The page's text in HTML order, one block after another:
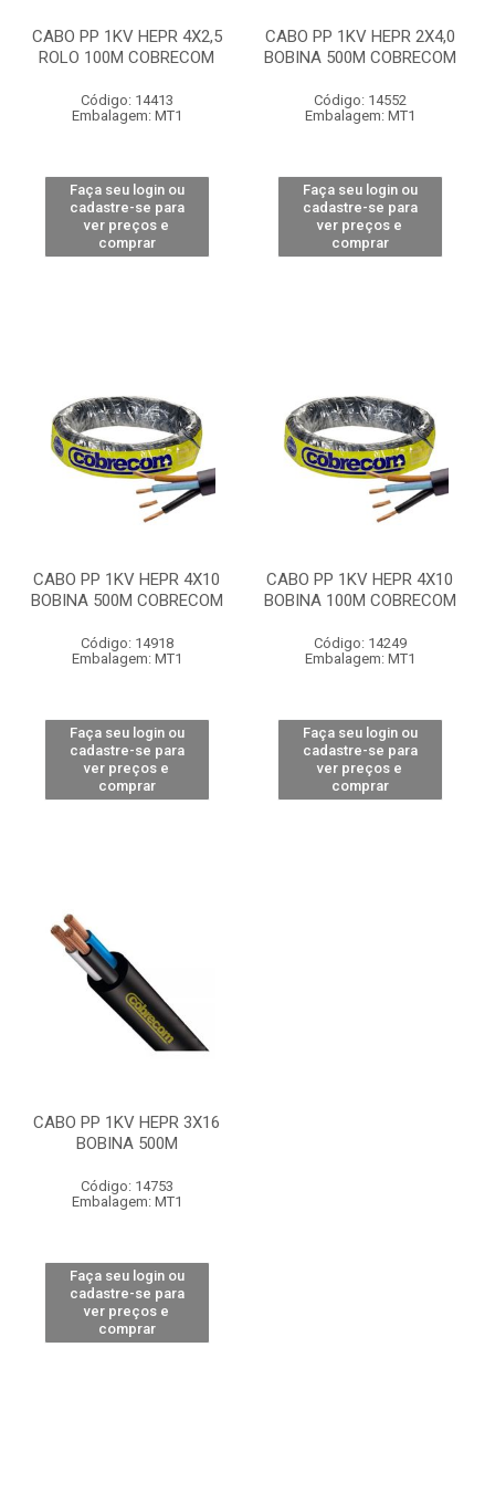
CABO PP 1KV HEPR 4X2,5
ROLO 100M COBRECOM
Código: 14413
Embalagem: MT1
Faça seu login ou
cadastre-se para
ver preços e
comprar
CABO PP 1KV HEPR 2X4,0
BOBINA 500M COBRECOM
Código: 14552
Embalagem: MT1
Faça seu login ou
cadastre-se para
ver preços e
comprar
CABO PP 1KV HEPR 4X10
BOBINA 500M COBRECOM
Código: 14918
Embalagem: MT1
Faça seu login ou
cadastre-se para
ver preços e
comprar
CABO PP 1KV HEPR 4X10
BOBINA 100M COBRECOM
Código: 14249
Embalagem: MT1
Faça seu login ou
cadastre-se para
ver preços e
comprar
CABO PP 1KV HEPR 3X16
BOBINA 500M
Código: 14753
Embalagem: MT1
Faça seu login ou
cadastre-se para
ver preços e
comprar